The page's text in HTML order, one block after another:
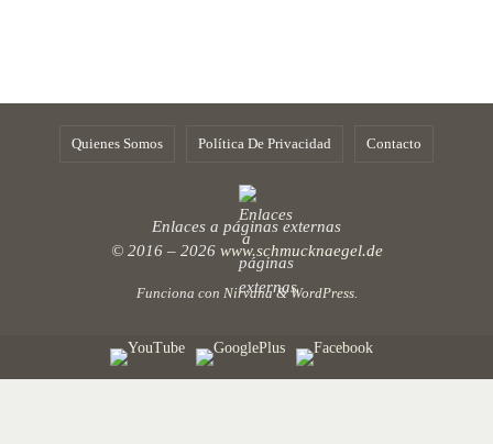
Quienes Somos Política De Privacidad Contacto
Enlaces a páginas externas
© 2016 – 2026 www.schmucknaegel.de
Funciona con Nirvana&WordPress.